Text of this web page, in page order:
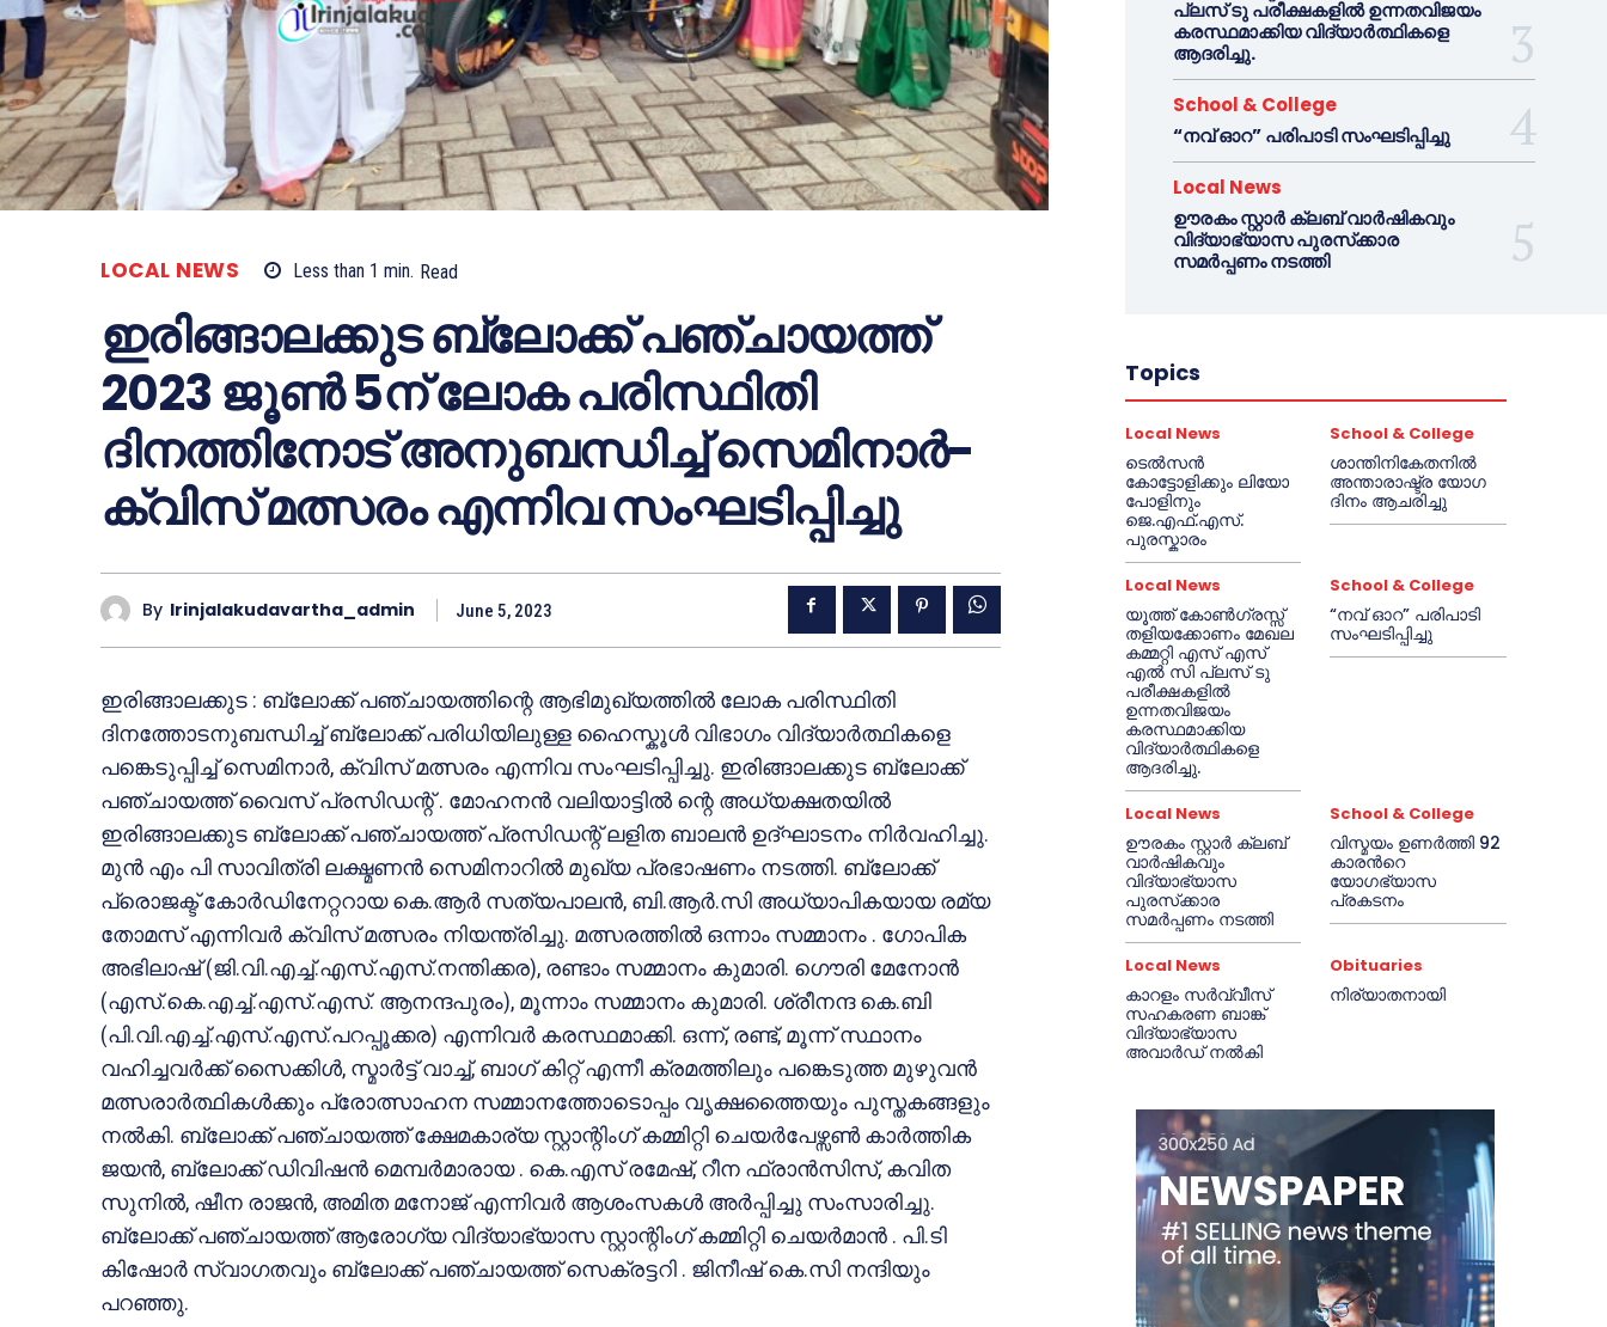
LOCAL NEWS Less than 1 min. Read
ഇരിങ്ങാലക്കുട ബ്ലോക്ക് പഞ്ചായത്ത്
2023 ജൂൺ 5ന് ലോക പരിസ്ഥിതി
ദിനത്തിനോട് അനുബന്ധിച്ച് സെമിനാർ-
ക്വിസ് മത്സരം എന്നിവ സംഘടിപ്പിച്ചു
By Irinjalakudavartha_admin June 5, 2023
ഇരിങ്ങാലക്കുട : ബ്ലോക്ക് പഞ്ചായത്തിന്റെ ആഭിമുഖ്യത്തിൽ ലോക പരിസ്ഥിതി
ദിനത്തോടനുബന്ധിച്ച് ബ്ലോക്ക് പരിധിയിലുള്ള ഹൈസ്കൂൾ വിഭാഗം വിദ്യാർത്ഥികളെ
പങ്കെടുപ്പിച്ച് സെമിനാർ, ക്വിസ് മത്സരം എന്നിവ സംഘടിപ്പിച്ചു. ഇരിങ്ങാലക്കുട ബ്ലോക്ക്
പഞ്ചായത്ത് വൈസ് പ്രസിഡന്റ് . മോഹനന്‍ വലിയാട്ടിൽ ന്റെ അധ്യക്ഷതയിൽ
ഇരിങ്ങാലക്കുട ബ്ലോക്ക് പഞ്ചായത്ത് പ്രസിഡന്റ് ലളിത ബാലൻ ഉദ്‌ഘാടനം നിർവഹിച്ചു.
മുൻ എം പി സാവിത്രി ലക്ഷ്മണൻ സെമിനാറിൽ മുഖ്യ പ്രഭാഷണം നടത്തി. ബ്ലോക്ക്
പ്രൊജക്ട് കോർഡിനേറ്ററായ കെ.ആർ സത്യപാലൻ, ബി.ആർ.സി അധ്യാപികയായ രമ്യ
തോമസ് എന്നിവർ ക്വിസ് മത്സരം നിയന്ത്രിച്ചു. മത്സരത്തിൽ ഒന്നാം സമ്മാനം . ഗോപിക
അഭിലാഷ് (ജി.വി.എച്ച്.എസ്.എസ്.നന്തിക്കര), രണ്ടാം സമ്മാനം കുമാരി. ഗൌരി മേനോൻ
(എസ്.കെ.എച്ച്.എസ്.എസ്. ആനന്ദപുരം), മൂന്നാം സമ്മാനം കുമാരി. ശ്രീനന്ദ കെ.ബി
(പി.വി.എച്ച്.എസ്.എസ്.പറപ്പൂക്കര) എന്നിവർ കരസ്ഥമാക്കി. ഒന്ന്, രണ്ട്, മൂന്ന് സ്ഥാനം
വഹിച്ചവർക്ക് സൈക്കിൾ, സ്മാർട്ട് വാച്ച്, ബാഗ് കിറ്റ് എന്നീ ക്രമത്തിലും പങ്കെടുത്ത മുഴുവൻ
മത്സരാർത്ഥികൾക്കും പ്രോത്സാഹന സമ്മാനത്തോടൊപ്പം വൃക്ഷത്തൈയും പുസ്തകങ്ങളും
നൽകി. ബ്ലോക്ക് പഞ്ചായത്ത് ക്ഷേമകാര്യ സ്റ്റാന്റിംഗ് കമ്മിറ്റി ചെയർപേഴ്സൺ കാർത്തിക
ജയൻ, ബ്ലോക്ക് ഡിവിഷന്‍ മെമ്പർമാരായ . കെ.എസ് രമേഷ്, റീന ഫ്രാന്‍സിസ്, കവിത
സുനിൽ, ഷീന രാജന്‍, അമിത മനോജ് എന്നിവർ ആശംസകൾ അർപ്പിച്ചു സംസാരിച്ചു.
ബ്ലോക്ക് പഞ്ചായത്ത് ആരോഗ്യ വിദ്യാഭ്യാസ സ്റ്റാന്റിംഗ് കമ്മിറ്റി ചെയർമാൻ . പി.ടി
കിഷോർ സ്വാഗതവും ബ്ലോക്ക് പഞ്ചായത്ത് സെക്രട്ടറി . ജിനീഷ് കെ.സി നന്ദിയും
പറഞ്ഞു.
പ്ലസ് ടു പരീക്ഷകളിൽ ഉന്നതവിജയം
കരസ്ഥമാക്കിയ വിദ്യാർത്ഥികളെ
ആദരിച്ചു.
School & College
“നവ് ഓറ” പരിപാടി സംഘടിപ്പിച്ചു
Local News
ഊരകം സ്റ്റാർ ക്ലബ് വാർഷികവും
വിദ്യാഭ്യാസ പുരസ്‌ക്കാര
സമർപ്പണം നടത്തി
Topics
Local News
ടെൽസൻ
കോട്ടോളിക്കും ലിയോ
പോളിനും
ജെ.എഫ്.എസ്.
പുരസ്കാരം
School & College
ശാന്തിനികേതനിൽ
അന്താരാഷ്ട്ര യോഗ
ദിനം ആചരിച്ചു
Local News
യൂത്ത് കോൺഗ്രസ്സ്
തളിയക്കോണം മേഖല
കമ്മറ്റി എസ് എസ്
എൽ സി പ്ലസ് ടു
പരീക്ഷകളിൽ
ഉന്നതവിജയം
കരസ്ഥമാക്കിയ
വിദ്യാർത്ഥികളെ
ആദരിച്ചു.
School & College
“നവ് ഓറ” പരിപാടി
സംഘടിപ്പിച്ചു
Local News
ഊരകം സ്റ്റാർ ക്ലബ്
വാർഷികവും
വിദ്യാഭ്യാസ
പുരസ്‌ക്കാര
സമർപ്പണം നടത്തി
School & College
വിസ്മയം ഉണർത്തി 92
കാരൻറെ
യോഗഭ്യാസ
പ്രകടനം
Local News
കാറളം സർവ്വീസ്
സഹകരണ ബാങ്ക്
വിദ്യാഭ്യാസ
അവാർഡ് നൽകി
Obituaries
നിര്യാതനായി